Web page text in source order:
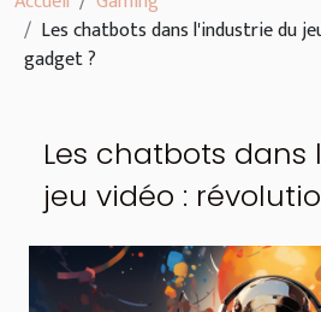
Les chatbots dans l'industrie du
gadget ?
Les chatbots dans
jeu vidéo :